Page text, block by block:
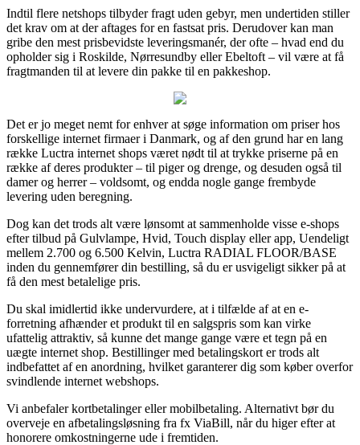
Indtil flere netshops tilbyder fragt uden gebyr, men undertiden stiller
det krav om at der aftages for en fastsat pris. Derudover kan man
gribe den mest prisbevidste leveringsmanér, der ofte – hvad end du
opholder sig i Roskilde, Nørresundby eller Ebeltoft – vil være at få
fragtmanden til at levere din pakke til en pakkeshop.
Det er jo meget nemt for enhver at søge information om priser hos
forskellige internet firmaer i Danmark, og af den grund har en lang
række Luctra internet shops været nødt til at trykke priserne på en
række af deres produkter – til piger og drenge, og desuden også til
damer og herrer – voldsomt, og endda nogle gange frembyde
levering uden beregning.
Dog kan det trods alt være lønsomt at sammenholde visse e-shops
efter tilbud på Gulvlampe, Hvid, Touch display eller app, Uendeligt
mellem 2.700 og 6.500 Kelvin, Luctra RADIAL FLOOR/BASE
inden du gennemfører din bestilling, så du er usvigeligt sikker på at
få den mest betalelige pris.
Du skal imidlertid ikke undervurdere, at i tilfælde af at en e-
forretning afhænder et produkt til en salgspris som kan virke
ufattelig attraktiv, så kunne det mange gange være et tegn på en
uægte internet shop. Bestillinger med betalingskort er trods alt
indbefattet af en anordning, hvilket garanterer dig som køber overfor
svindlende internet webshops.
Vi anbefaler kortbetalinger eller mobilbetaling. Alternativt bør du
overveje en afbetalingsløsning fra fx ViaBill, når du higer efter at
honorere omkostningerne ude i fremtiden.